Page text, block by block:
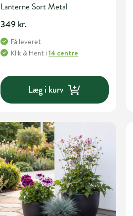
Lanterne Sort Metal
349 kr.
Få leveret
Klik & Hent i14 centre
Læg i kurv